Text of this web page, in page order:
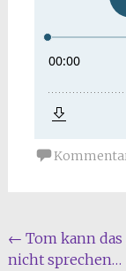
← Tom kann
nicht sprechen…